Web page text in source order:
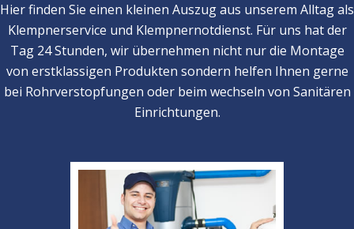
Hier finden Sie einen kleinen Auszug aus unserem Alltag als
Klempnerservice und Klempnernotdienst. Für uns hat der
Tag 24 Stunden, wir übernehmen nicht nur die Montage
von erstklassigen Produkten sondern helfen Ihnen gerne
bei Rohrverstopfungen oder beim wechseln von Sanitären
Einrichtungen.